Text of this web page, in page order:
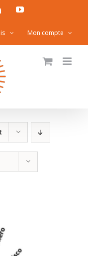
LinkedInYouTube
Mon compte